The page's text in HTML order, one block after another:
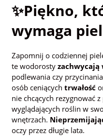
✨Piękno,
wymaga
Zapomnij o codziennej
te wodorosty zachwycają
podlewania czy
osób ceniących trwałość
nie chcących rezygnować
wyglądających roślin w
wnętrzach.
oczy przez długie lata.